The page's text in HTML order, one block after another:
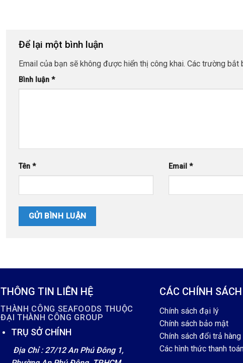
Để lại một bình luận
Email của bạn sẽ không được hiển thị công khai. Các trường bắt
Bình luận *
Tên * Email*
THÔNG TIN LIÊN HỆ
THÀNH CÔNG SEAFOODS THUỘC
ĐẠI THÀNH CÔNG GROUP
TRỤ SỞ CHÍNH
Địa Chỉ : 27/12 An Phú Đông 1,
CÁC CHÍNH SÁCH
Chính sách đại lý
Chính sách bảo mật
Chính sách đổi trả hàng
Các hình thức thanh